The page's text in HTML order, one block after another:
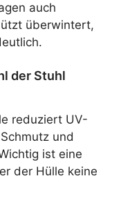
auch
überwintert,
der Stuhl
reduziert UV-
und
ist eine
der Hülle keine